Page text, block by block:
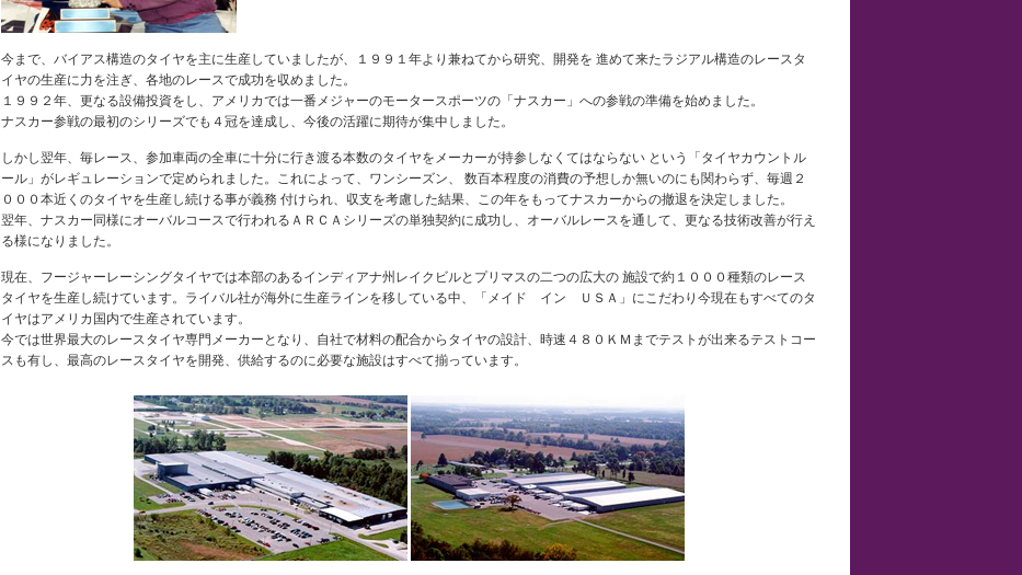
今まで、バイアス構造のタイヤを主に生産していましたが、１９９１年より兼ねてから研究、開発を 進めて来たラジアル構造のレースタ
イヤの生産に力を注ぎ、各地のレースで成功を収めました。
１９９２年、更なる設備投資をし、アメリカでは一番メジャーのモータースポーツの「ナスカー」への参戦の準備を始めました。
ナスカー参戦の最初のシリーズでも４冠を達成し、今後の活躍に期待が集中しました。
しかし翌年、毎レース、参加車両の全車に十分に行き渡る本数のタイヤをメーカーが持参しなくてはならない という「タイヤカウントル
ール」がレギュレーションで定められました。これによって、ワンシーズン、 数百本程度の消費の予想しか無いのにも関わらず、毎週２
０００本近くのタイヤを生産し続ける事が義務 付けられ、収支を考慮した結果、この年をもってナスカーからの撤退を決定しました。
翌年、ナスカー同様にオーバルコースで行われるＡＲＣＡシリーズの単独契約に成功し、オーバルレースを通して、更なる技術改善が行え
る様になりました。
現在、フージャーレーシングタイヤでは本部のあるインディアナ州レイクビルとプリマスの二つの広大の 施設で約１０００種類のレース
タイヤを生産し続けています。ライバル社が海外に生産ラインを移している中、「メイド イン ＵＳＡ」にこだわり今現在もすべてのタ
イヤはアメリカ国内で生産されています。
今では世界最大のレースタイヤ専門メーカーとなり、自社で材料の配合からタイヤの設計、時速４８０ＫＭまでテストが出来るテストコー
スも有し、最高のレースタイヤを開発、供給するのに必要な施設はすべて揃っています。